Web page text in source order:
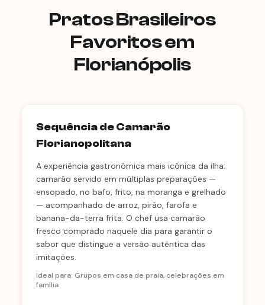
Pratos Brasileiros
Favoritos em
Florianópolis
Sequência de Camarão
Florianopolitana
A experiência gastronômica mais icônica da ilha:
camarão servido em múltiplas preparações —
ensopado, no bafo, frito, na moranga e grelhado
— acompanhado de arroz, pirão, farofa e
banana-da-terra frita. O chef usa camarão
fresco comprado naquele dia para garantir o
sabor que distingue a versão autêntica das
imitações.
Ideal para: Grupos em casa de praia, celebrações em
família